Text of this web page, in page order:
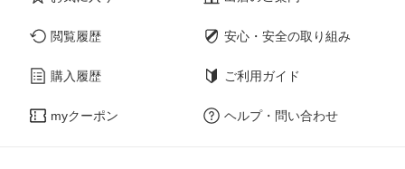
閲覧履歴
購入履歴
myクーポン
安心・安全の取り組み
ご利用ガイド
ヘルプ・問い合わせ